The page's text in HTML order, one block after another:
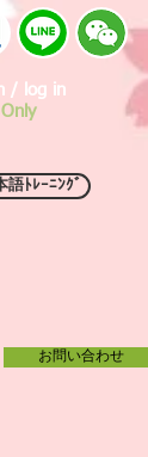
/ log in
語ﾄﾚｰﾆﾝｸﾞ
お問い合わせ